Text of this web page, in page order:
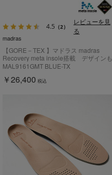
4.5 （2）
レビューを見
る
madras
【GORE－TEX 】マドラス madras
Recovery meta insole搭載 デザインも
機能も譲らない一足 レースアップスニ
MAL9161GMT BLUE-TX
￥26,400 税込